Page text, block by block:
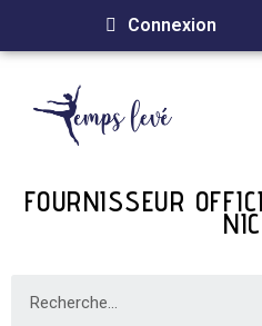
Connexion
FOURNISSEUR